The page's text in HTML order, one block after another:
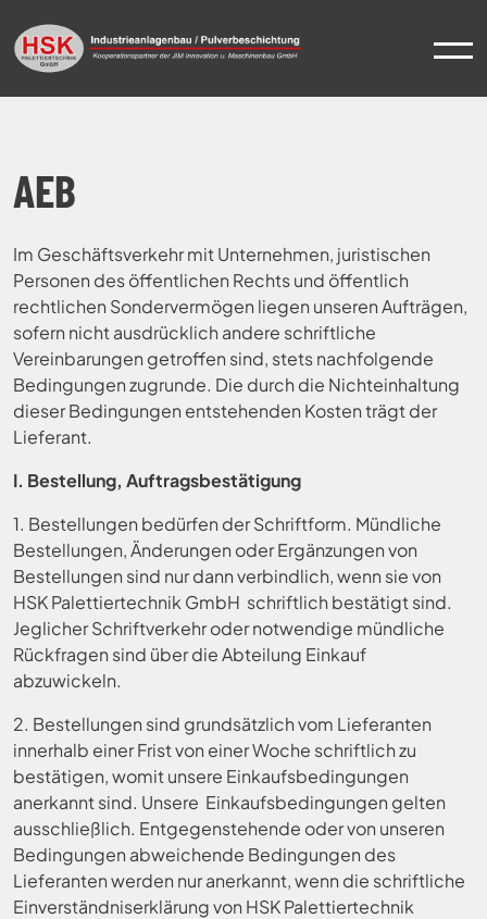
Skip
toAEB
Im Geschäftsverkehr mit Unternehmen, juristischen
Personen des öffentlichen Rechts und öffentlich
rechtlichen Sondervermögen liegen unseren Aufträgen,
sofern nicht ausdrücklich andere schriftliche
Vereinbarungen getroffen sind, stets nachfolgende
Bedingungen zugrunde. Die durch die Nichteinhaltung
dieser Bedingungen entstehenden Kosten trägt der
Lieferant.
I. Bestellung, Auftragsbestätigung
1. Bestellungen bedürfen der Schriftform. Mündliche
Bestellungen, Änderungen oder Ergänzungen von
Bestellungen sind nur dann verbindlich, wenn sie von
HSK Palettiertechnik GmbH schriftlich bestätigt sind.
Jeglicher Schriftverkehr oder notwendige mündliche
Rückfragen sind über die Abteilung Einkauf
abzuwickeln.
2. Bestellungen sind grundsätzlich vom Lieferanten
innerhalb einer Frist von einer Woche schriftlich zu
bestätigen, womit unsere Einkaufsbedingungen
anerkannt sind. Unsere Einkaufsbedingungen gelten
ausschließlich. Entgegenstehende oder von unseren
Bedingungen abweichende Bedingungen des
Lieferanten werden nur anerkannt, wenn die schriftliche
Einverständniserklärung von HSK Palettiertechnik